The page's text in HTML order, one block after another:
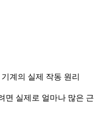
계의 실제 작동 원리
면 실제로 얼마나 많은 근